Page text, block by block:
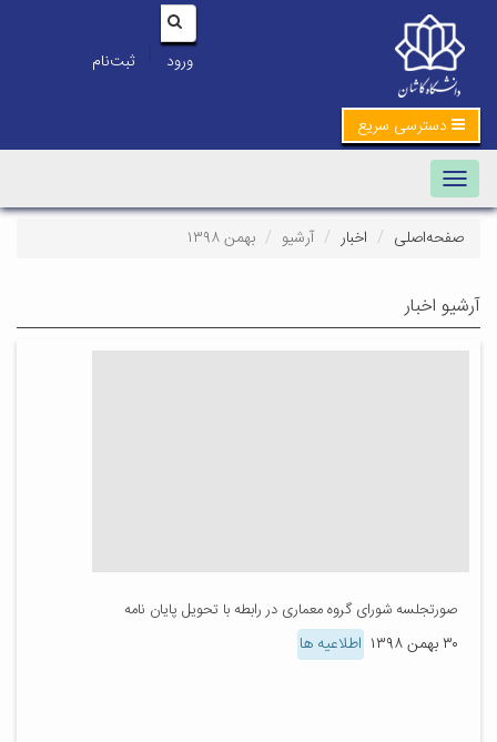
ورود | ثبت‌نام
دسترسی سریع
Toggle navigation
صفحه‌اصلی اخبار آرشیو بهمن ۱۳۹۸
آرشیو اخبار
صورتجلسه شورای گروه معماری در رابطه با تحویل پایان نامه
۳۰ بهمن ۱۳۹۸ اطلاعیه ها